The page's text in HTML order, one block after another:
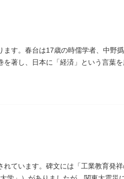
す。春台は17歳の時儒学者、中野
著し、日本に「経済」という言葉を
ています。碑文には「工業教育発